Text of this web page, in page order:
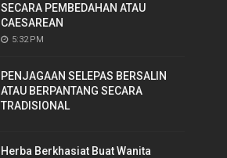
SECARA PEMBEDAHAN ATAU
CAESAREAN
5:32 PM
PENJAGAAN SELEPAS BERSALIN
ATAU BERPANTANG SECARA
TRADISIONAL
Herba Berkhasiat Buat Wanita